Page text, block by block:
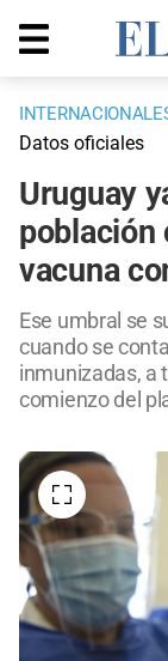
Datos oficiales
Uruguay
población
vacuna
Ese umbral se
cuando se
inmunizadas, a
comienzo del